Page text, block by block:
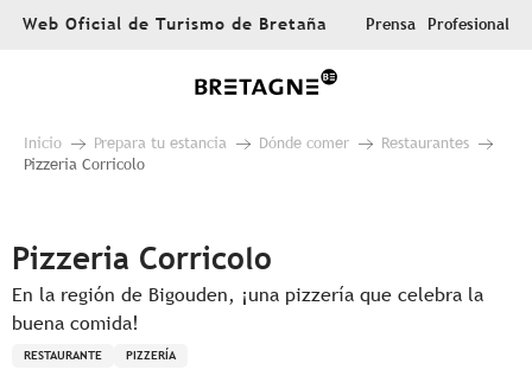
AllerWeb Oficial de Turismo de Bretaña Prensa Profesional
Inicio Prepara tu estancia Dónde comer
Restaurantes
Pizzeria Corricolo
Pizzeria Corricolo
En la región de Bigouden, ¡una pizzería que celebra la
buena comida!
RESTAURANTE PIZZERÍA